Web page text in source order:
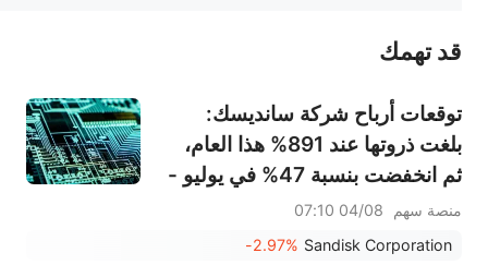
عند الضرورة، يرجى استشارة مستشار استثمار محترف. لا تقدم منصة سهم أي مشورة استثمارية، ولا تقدم أي التزامات أو ضمانات.
قد تهمك
توقعات أرباح شركة سانديسك:
بلغت ذروتها عند 891% هذا العام،
ثم انخفضت بنسبة 47% في يوليو -
هل يمكن أن يبرر الطلب على تخزين
الذكاء الاصطناعي واتفاقيات النقل
منصة سهم
04/08 07:10
Sandisk Corporation
-2.97%